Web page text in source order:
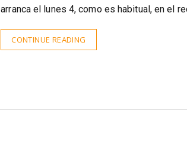
arranca el lunes 4, como es habitual, en el
CONTINUE READING